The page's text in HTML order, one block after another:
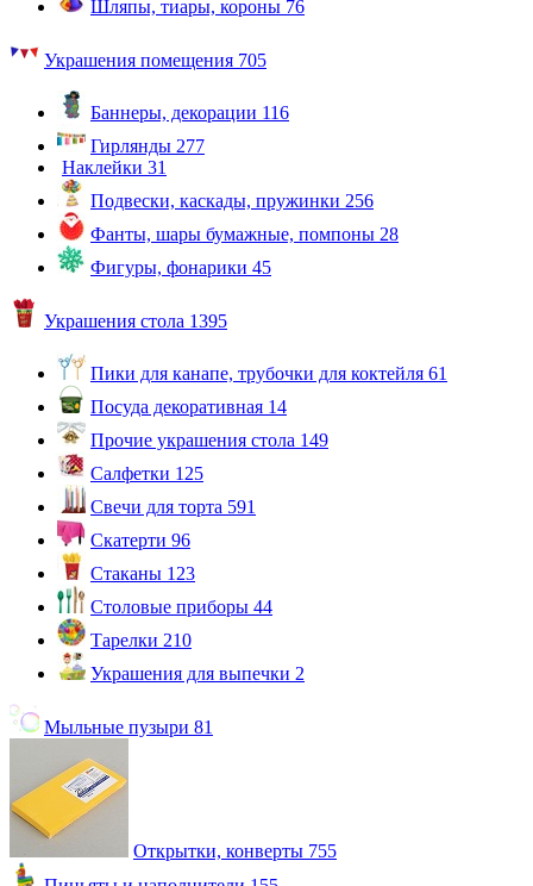
Шляпы, тиары, короны 76
Украшения помещения 705
Баннеры, декорации 116
Гирлянды 277
Наклейки 31
Подвески, каскады, пружинки 256
Фанты, шары бумажные, помпоны 28
Фигуры, фонарики 45
Украшения стола 1395
Пики для канапе, трубочки для коктейля 61
Посуда декоративная 14
Прочие украшения стола 149
Салфетки 125
Свечи для торта 591
Скатерти 96
Стаканы 123
Столовые приборы 44
Тарелки 210
Украшения для выпечки 2
Мыльные пузыри 81
Открытки, конверты 755